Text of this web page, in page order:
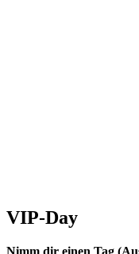
VIP-Day